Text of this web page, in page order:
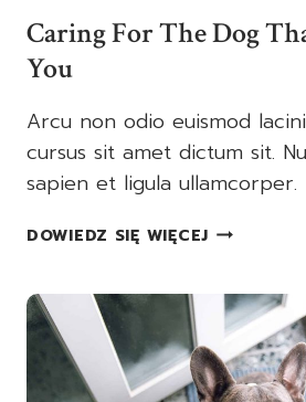
Caring For The Dog
You
Arcu non odio euismod
cursus sit amet dictum sit.
sapien et ligula ullamcorper.
DOWIEDZ SIĘ WIĘCEJCARING
DOG
THAT
CARES
FOR